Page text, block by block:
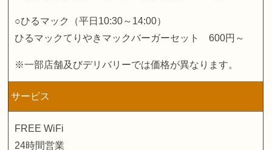
○ひるマック（平日10:30～14:00）
ひるマックてりやきマックバーガーセット 600円～
※一部店舗及びデリバリーでは価格が異なります。
サービス
FREE WiFi
24時間営業